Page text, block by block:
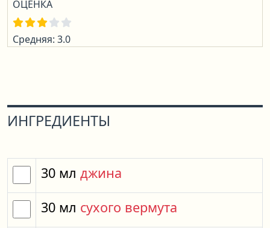
ОЦЕНКА
Средняя: 3.0
ИНГРЕДИЕНТЫ
30 мл джина
30 мл сухого вермута